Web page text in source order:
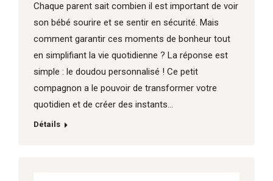
Chaque parent sait combien il est important de voir
son bébé sourire et se sentir en sécurité. Mais
comment garantir ces moments de bonheur tout
en simplifiant la vie quotidienne ? La réponse est
simple : le doudou personnalisé ! Ce petit
compagnon a le pouvoir de transformer votre
quotidien et de créer des instants…
Détails